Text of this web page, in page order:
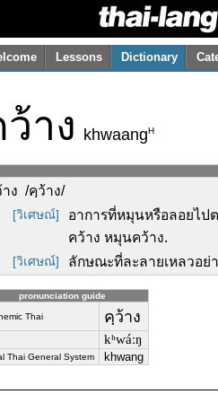
Lessons Dictionary
าง khwaangH
าง /คฺว้าง/
[วิเศษณ์]
อาการที่หมุนหรือลอยไป
คว้าง หมุนคว้าง.
[วิเศษณ์] ลักษณะที่ละลายเหลวอย่
pronunciation guide
Thai คฺว้าง
kʰwáːŋ
Thai General System khwang